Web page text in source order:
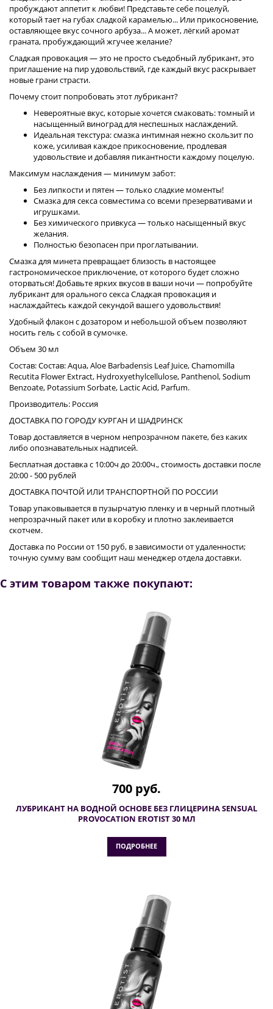
пробуждают аппетит к любви! Представьте себе поцелуй,
который тает на губах сладкой карамелью... Или прикосновение,
оставляющее вкус сочного арбуза... А может, лёгкий аромат
граната, пробуждающий жгучее желание?
Сладкая провокация — это не просто съедобный лубрикант, это
приглашение на пир удовольствий, где каждый вкус раскрывает
новые грани страсти.
Почему стоит попробовать этот лубрикант?
Невероятные вкус, которые хочется смаковать: томный и
насыщенный виноград для неспешных наслаждений.
Идеальная текстура: смазка интимная нежно скользит по
коже, усиливая каждое прикосновение, продлевая
удовольствие и добавляя пикантности каждому поцелую.
Максимум наслаждения — минимум забот:
Без липкости и пятен — только сладкие моменты!
Смазка для секса совместима со всеми презервативами и
игрушками.
Без химического привкуса — только насыщенный вкус
желания.
Полностью безопасен при проглатывании.
Смазка для минета превращает близость в настоящее
гастрономическое приключение, от которого будет сложно
оторваться! Добавьте ярких вкусов в ваши ночи — попробуйте
лубрикант для орального секса Сладкая провокация и
наслаждайтесь каждой секундой вашего удовольствия!
Удобный флакон с дозатором и небольшой объем позволяют
носить гель с собой в сумочке.
Объем 30 мл
Состав: Состав: Aqua, Aloe Barbadensis Leaf Juice, Chamomilla
Recutita Flower Extract, Hydroxyethylcellulose, Panthenol, Sodium
Benzoate, Potassium Sorbate, Lactic Acid, Parfum.
Производитель: Россия
ДОСТАВКА ПО ГОРОДУ КУРГАН И ШАДРИНСК
Товар доставляется в черном непрозрачном пакете, без каких
либо опознавательных надписей.
Бесплатная доставка с 10:00ч до 20:00ч., стоимость доставки после
20:00 - 500 рублей
ДОСТАВКА ПОЧТОЙ ИЛИ ТРАНСПОРТНОЙ ПО РОССИИ
Товар упаковывается в пузырчатую пленку и в черный плотный
непрозрачный пакет или в коробку и плотно заклеивается
скотчем.
Доставка по России от 150 руб, в зависимости от удаленности;
точную сумму вам сообщит наш менеджер отдела доставки.
С этим товаром также покупают:
700 руб.
ЛУБРИКАНТ НА ВОДНОЙ ОСНОВЕ БЕЗ ГЛИЦЕРИНА SENSUAL
PROVOCATION EROTIST 30 МЛ
ПОДРОБНЕЕ